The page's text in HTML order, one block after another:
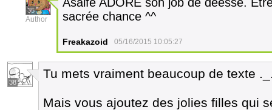
35
Author
sacrée chance ^^
Freakazoid 05/16/2015 10:05:27
38
Tu mets vraiment beaucoup de texte
Mais vous ajoutez des jolies filles qui